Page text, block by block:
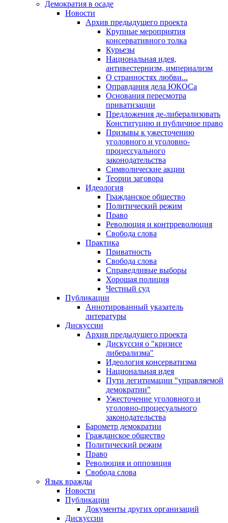
Демократия в осаде
Новости
Архив предыдущего проекта
Крупные мероприятия
консервативного толка
Курьезы
Национальная идея,
антивестернизм, империализм
О странностях любви...
Оправдания дела ЮКОСа
Основания пересмотра
приватизации
Предложения де-либерализовать
Конституцию и публичное право
Призывы к ужесточению
уголовного и уголовно-
процессуального
законодательства
Символические акции
Теории заговора
Идеология
Гражданское общество
Политический режим
Право
Революция и контрреволюция
Свобода слова
Практика
Приватность
Свобода слова
Справедливые выборы
Хорошая полиция
Честный суд
Публикации
Аннотированный указатель
литературы
Дискуссии
Архив предыдущего проекта
Дискуссия о "кризисе
либерализма"
Идеология консерватизма
Национальная идея
Пути легитимации "управляемой
демократии"
Ужесточение уголовного и
уголовно-процесуального
законодательства
Барометр демократии
Гражданское общество
Политический режим
Право
Революция и оппозиция
Свобода слова
Язык вражды
Новости
Публикации
Документы других организаций
Дискуссии